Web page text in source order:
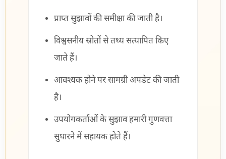
प्राप्त सुझावों की समीक्षा की जाती है।
विश्वसनीय स्रोतों से तथ्य सत्यापित किए
जाते हैं।
आवश्यक होने पर सामग्री अपडेट की जाती
है।
उपयोगकर्ताओं के सुझाव हमारी गुणवत्ता
सुधारने में सहायक होते हैं।